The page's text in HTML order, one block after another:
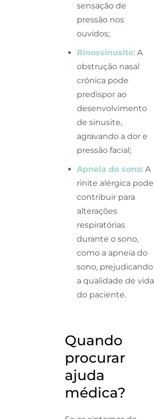
sensação de
pressão nos
ouvidos;
Rinossinusite: A
obstrução nasal
crónica pode
predispor ao
desenvolvimento
de sinusite,
agravando a dor e
pressão facial;
Apneia do sono: A
rinite alérgica pode
contribuir para
alterações
respiratórias
durante o sono,
como a apneia do
sono, prejudicando
a qualidade de vida
do paciente.
Quando
procurar
ajuda
médica?